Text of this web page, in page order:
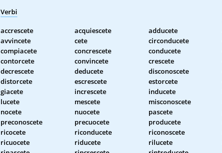
Verbi
accrescete acquiescete adducete
avvincete
cete circonducete
compiacete
concrescete conducete
contorcete
convincete crescete
decrescete
deducete disconoscete
distorcete
escrescete estorcete
giacete
increscete inducete
lucete
mescete misconoscete
nocete
nuocete pascete
preconoscete
precuocete producete
ricocete
riconducete riconoscete
ricuocete
riducete rilucete